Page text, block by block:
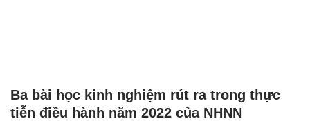
Ba bài học kinh nghiệm rút ra trong thực
tiễn điều hành năm 2022 của NHNN